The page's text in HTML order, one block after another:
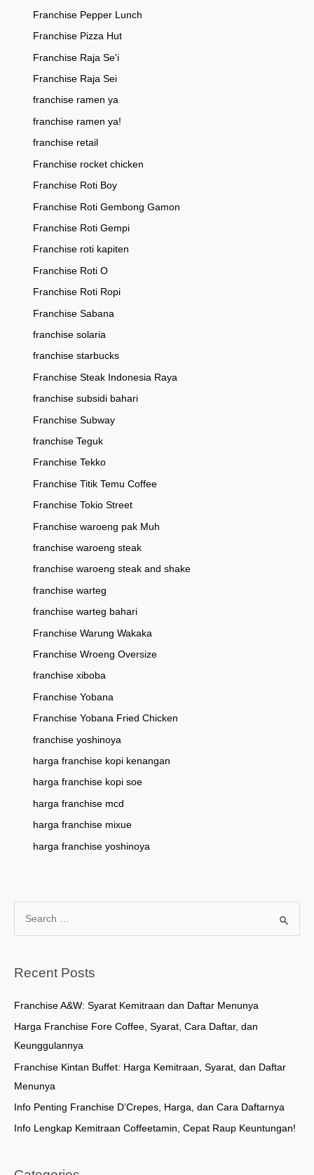
Franchise Pepper Lunch
Franchise Pizza Hut
Franchise Raja Se'i
Franchise Raja Sei
franchise ramen ya
franchise ramen ya!
franchise retail
Franchise rocket chicken
Franchise Roti Boy
Franchise Roti Gembong Gamon
Franchise Roti Gempi
Franchise roti kapiten
Franchise Roti O
Franchise Roti Ropi
Franchise Sabana
franchise solaria
franchise starbucks
Franchise Steak Indonesia Raya
franchise subsidi bahari
Franchise Subway
franchise Teguk
Franchise Tekko
Franchise Titik Temu Coffee
Franchise Tokio Street
Franchise waroeng pak Muh
franchise waroeng steak
franchise waroeng steak and shake
franchise warteg
franchise warteg bahari
Franchise Warung Wakaka
Franchise Wroeng Oversize
franchise xiboba
Franchise Yobana
Franchise Yobana Fried Chicken
franchise yoshinoya
harga franchise kopi kenangan
harga franchise kopi soe
harga franchise mcd
harga franchise mixue
harga franchise yoshinoya
r
h
f
o
r
:
Recent Posts
Franchise A&W: Syarat Kemitraan dan Daftar Menunya
Harga Franchise Fore Coffee, Syarat, Cara Daftar, dan
Keunggulannya
Franchise Kintan Buffet: Harga Kemitraan, Syarat, dan Daftar
Menunya
Info Penting Franchise D’Crepes, Harga, dan Cara Daftarnya
Info Lengkap Kemitraan Coffeetamin, Cepat Raup Keuntungan!